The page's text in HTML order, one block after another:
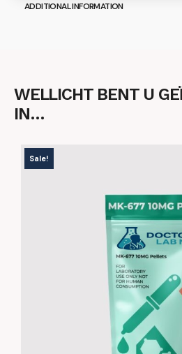
ADDITIONAL INFORMATION
WELLICHT BENT U
IN…
Sale!